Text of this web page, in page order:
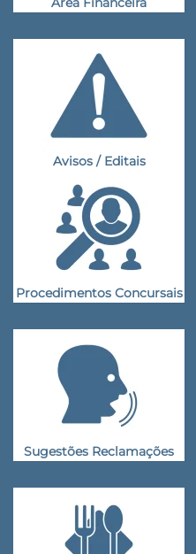
Avisos / Editais
Procedimentos Concursais
Sugestões Reclamações